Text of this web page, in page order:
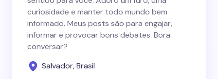
curiosidade e manter todo mundo bem
informado. Meus posts são para engajar,
informar e provocar bons debates. Bora
conversar?
Salvador, Brasil